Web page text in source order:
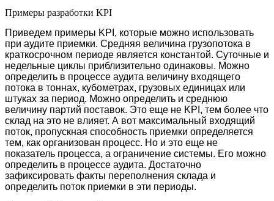
Примеры разработки KPI
Приведем примеры KPI, которые можно использовать
при аудите приемки. Средняя величина грузопотока в
краткосрочном периоде является константой. Суточные и
недельные циклы приблизительно одинаковы. Можно
определить в процессе аудита величину входящего
потока в тоннах, кубометрах, грузовых единицах или
штуках за период. Можно определить и среднюю
величину партий поставок. Это еще не KPI, тем более что
склад на это не влияет. А вот максимальный входящий
поток, пропускная способность приемки определяется
тем, как организован процесс. Но и это еще не
показатель процесса, а ограничение системы. Его можно
определить в процессе аудита. Достаточно
зафиксировать факты переполнения склада и
определить поток приемки в эти периоды.